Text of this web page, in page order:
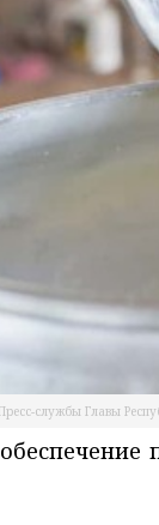
службы Главы